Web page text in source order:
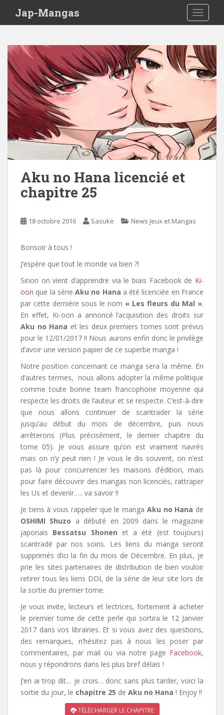
Jap-Mangas
Aku no Hana licencié et
chapitre 25
18 octobre 2016 Sasuke News Jeux et Mangas
Bonsoir à tous !
J’espère que tout le monde va bien ?!
Sinon on vient d’apprendre via le biais Facebook de Ki-
oon que la sérieAku no Hana a été licenciée en France
par cette dernière sous le nom « Les fleurs du Mal ».
En effet, Ki-oon a annoncé l’acquisition des droits sur
Aku no Hana et les deux premiers tomes sont prévus
pour le 12/01/2017 !! Nous aurons enfin donc le privilège
d’avoir une version papier de ce superbe manga !
Notre position concernant ce manga sera la même. En
d’autres termes, nous allons adopter la même politique
comme toute bonne team francophone moyenne qui
respecte les droits de l’auteur et se respecte. C’est-à-dire
que nous allons continuer de scantrader la série
jusqu’au début du mois de décembre, puis nous
arrêterons (Plus précisément, le dernier chapitre du
tome 05). Je vous assure qu’on est vraiment navrés
mais on n’y peut rien ! Je vous le dis souvent, on n’est
pas là pour concurrencer les maisons d’édition, mais
pour faire découvrir des mangas non licenciés, rattraper
les Us et devenir….. va savoir !!
Je tiens à vous rappeler que le manga Aku no Hana de
OSHIMI Shuzo a débuté en 2009 dans le magazine
japonais Bessatsu Shonen et a été (est toujours)
scantradé par nos soins. Les liens du manga seront
supprimés d’ici la fin du mois de Décembre. En plus, je
prie les sites partenaires de distribution de bien vouloir
retirer tous les liens DDL de la série de leur site lors de
la sortie du premier tome.
Je vous invite, lecteurs et lectrices, fortement à acheter
le premier tome de cette perle qui sortira le 12 Janvier
2017 dans vos librairies. Et si vous avez des questions,
des remarques, n’hésitez pas à nous les poser par
commentaires, par mail ou via notre page Facebook,
nous y répondrons dans les plus bref délais !
J’en ai trop dit… je crois… donc sans plus tarder, voici la
sortie du jour, le chapitre 25 de Aku no Hana ! Enjoy !!
TÉLÉCHARGER LE CHAPITRE